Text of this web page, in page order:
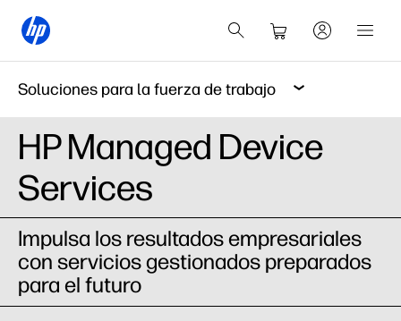
Soluciones para la fuerza de trabajo
HP Managed Device
Services
Impulsa los resultados empresariales
con servicios gestionados preparados
para el futuro